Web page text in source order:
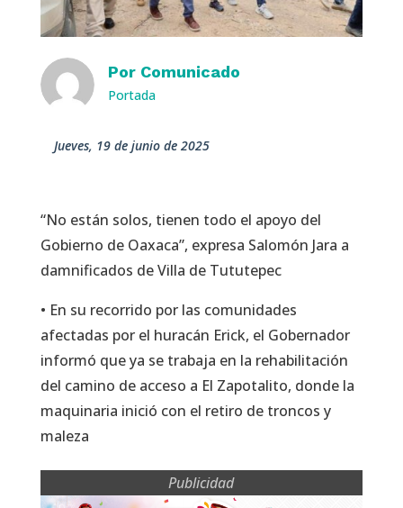
Por Comunicado
Portada
jueves, 19 de junio de 2025
“No están solos, tienen todo el apoyo del
Gobierno de Oaxaca”, expresa Salomón Jara a
damnificados de Villa de Tututepec
• En su recorrido por las comunidades
afectadas por el huracán Erick, el Gobernador
informó que ya se trabaja en la rehabilitación
del camino de acceso a El Zapotalito, donde la
maquinaria inició con el retiro de troncos y
maleza
Publicidad